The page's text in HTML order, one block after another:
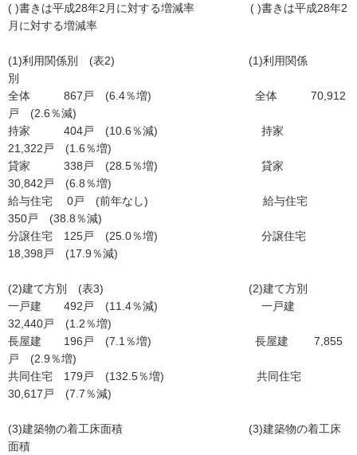
( )書きは平成28年2月に対する増減率 ( )書きは平成28年2
月に対する増減率
(1)利用関係別 (表2) (1)利用関係
別
全体 867戸 (6.4％増) 全体 70,912
戸 (2.6％減)
持家 404戸 (10.6％減) 持家
21,322戸 (1.6％増)
貸家 338戸 (28.5％増) 貸家
30,842戸 (6.8％増)
給与住宅 0戸 (前年なし) 給与住宅
350戸 (38.8％減)
分譲住宅 125戸 (25.0％増) 分譲住宅
18,398戸 (17.9％減)
(2)建て方別 (表3) (2)建て方別
一戸建 492戸 (11.4％減) 一戸建
32,440戸 (1.2％増)
長屋建 196戸 (7.1％増) 長屋建 7,855
戸 (2.9％増)
共同住宅 179戸 (132.5％増) 共同住宅
30,617戸 (7.7％減)
(3)建築物の着工床面積 (3)建築物の着工床
面積